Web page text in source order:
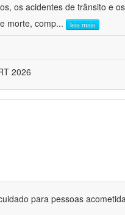
os acidentes de trânsito e
morte, comp... leia mais
2026
para pessoas